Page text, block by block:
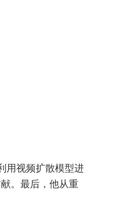
用视频扩散模型进
。最后，他从重